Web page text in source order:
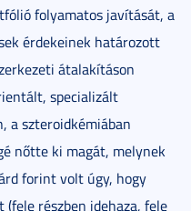
folyamatos javítását, a
érdekeinek határozott
átalakításon
specializált
a szteroidkémiában
nőtte ki magát, melynek
forint volt úgy, hogy
részben idehaza, fele